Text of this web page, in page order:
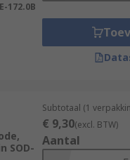
172.0B
SOD-
Subtotaal (1
€ 9,30(excl. BTW)
Aantal